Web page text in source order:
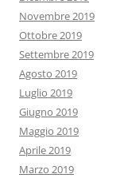
Novembre 2019
Ottobre 2019
Settembre 2019
Agosto 2019
Luglio 2019
Giugno 2019
Maggio 2019
Aprile 2019
Marzo 2019